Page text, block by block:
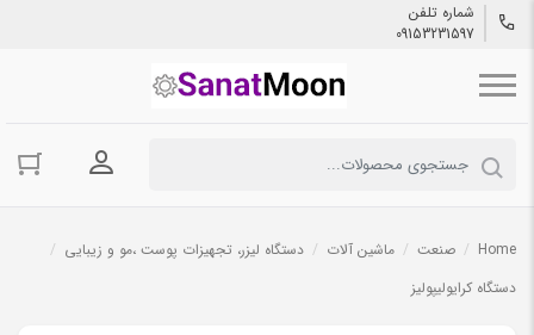
شماره تلفن
09153231597
ورود به
Home
/ صنعت / ماشین آلات / دستگاه لیزر، تجهیزات پوست ،مو و زیبایی /
دستگاه کرایولیپولیز